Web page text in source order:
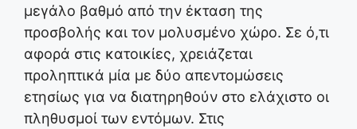
μεγάλο βαθμό από την έκταση της
προσβολής και τον μολυσμένο χώρο. Σε ό,τι
αφορά στις κατοικίες, χρειάζεται
προληπτικά μία με δύο απεντομώσεις
ετησίως για να διατηρηθούν στο ελάχιστο οι
πληθυσμοί των εντόμων. Στις